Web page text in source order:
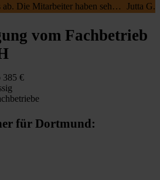
Jutta G.
Es ging alles reibungslos ab. Die Mitarbeiter haben sehr schnell und sauber gearbeitet.
vom Fachbetrieb
385 €
für Dortmund: